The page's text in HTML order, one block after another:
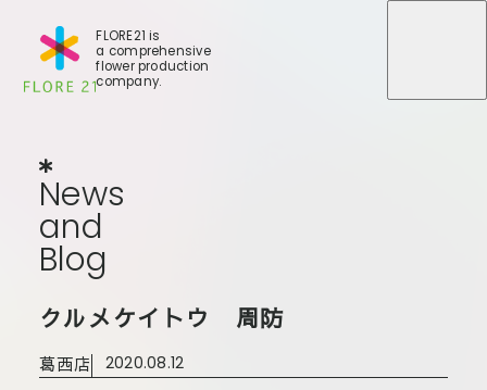
FLORE21 is
a comprehensive
flower production
company.
News
News
and
and
Blog
Blog
クルメケイトウ 周防
葛西店 2020.08.12
大田本店
会社概要